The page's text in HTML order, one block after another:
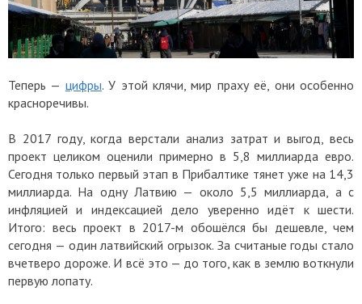
Теперь — цифры. У этой клячи, мир праху её, они особенно
красноречивы.
В 2017 году, когда верстали анализ затрат и выгод, весь
проект целиком оценили примерно в 5,8 миллиарда евро.
Сегодня только первый этап в Прибалтике тянет уже на 14,3
миллиарда. На одну Латвию — около 5,5 миллиарда, а с
инфляцией и индексацией дело уверенно идёт к шести.
Итого: весь проект в 2017-м обошёлся бы дешевле, чем
сегодня — один латвийский огрызок. За считаные годы стало
вчетверо дороже. И всё это — до того, как в землю воткнули
первую лопату.